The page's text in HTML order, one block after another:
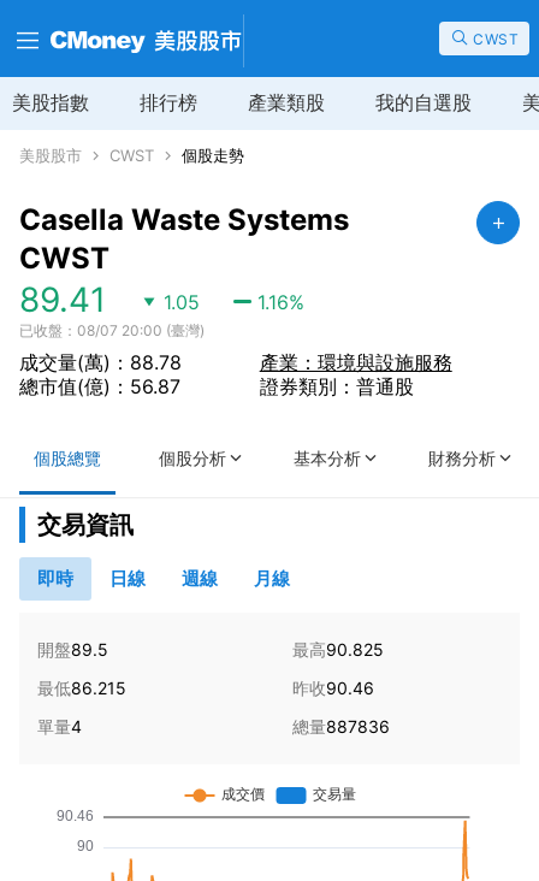
CWST
美股指數 排行榜 產業類股 我的自選股
美股股市 CWST 個股走勢
Casella Waste Systems
CWST
89.41 1.05 1.16%
已收盤：08/07 20:00 (臺灣)
成交量(萬)：88.78
總市值(億)：56.87
產業：環境與設施服務
證券類別：普通股
個股總覽 個股分析 基本分析 財務分析
交易資訊
即時 日線 週線 月線
開盤89.5 最高90.825
最低86.215 昨收90.46
單量4 總量887836